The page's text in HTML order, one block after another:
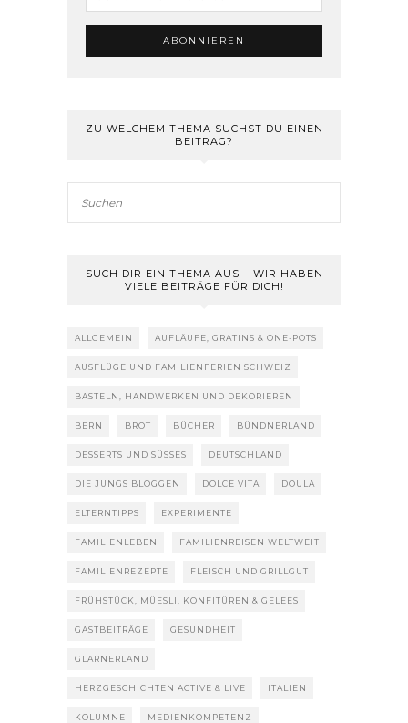
ZU WELCHEM THEMA SUCHST DU EINEN
BEITRAG?
SUCH DIR EIN THEMA AUS – WIR HABEN
VIELE BEITRÄGE FÜR DICH!
ALLGEMEIN AUFLÄUFE, GRATINS & ONE-POTS
AUSFLÜGE UND FAMILIENFERIEN SCHWEIZ
BASTELN, HANDWERKEN UND DEKORIEREN
BERN BROT BÜCHER BÜNDNERLAND
DESSERTS UND SÜSSES DEUTSCHLAND
DIE JUNGS BLOGGEN DOLCE VITA DOULA
ELTERNTIPPS EXPERIMENTE
FAMILIENLEBEN FAMILIENREISEN WELTWEIT
FAMILIENREZEPTE FLEISCH UND GRILLGUT
FRÜHSTÜCK, MÜESLI, KONFITÜREN & GELEES
GASTBEITRÄGE GESUNDHEIT
GLARNERLAND
HERZGESCHICHTEN ACTIVE & LIVE ITALIEN
KOLUMNE MEDIENKOMPETENZ